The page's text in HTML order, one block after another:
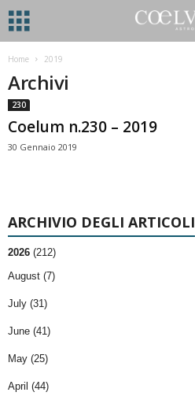
Home 2019
Archivi
230
Coelum n.230 – 2019
30 Gennaio 2019
ARCHIVIO DEGLI ARTICOLI
2026 (212)
August (7)
July (31)
June (41)
May (25)
April (44)